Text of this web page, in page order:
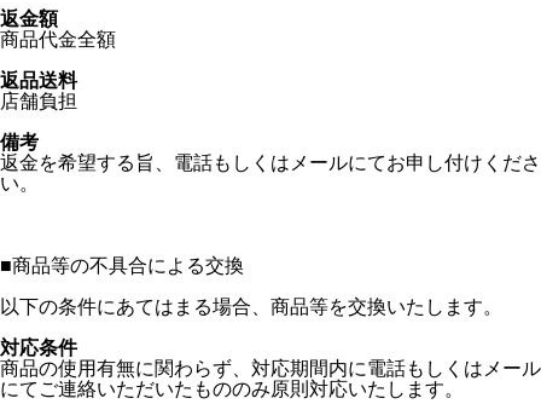
返金額
商品代金全額
返品送料
店舗負担
備考
返金を希望する旨、電話もしくはメールにてお申し付けくださ
い。
■商品等の不具合による交換
以下の条件にあてはまる場合、商品等を交換いたします。
対応条件
商品の使用有無に関わらず、対応期間内に電話もしくはメール
にてご連絡いただいたもののみ原則対応いたします。